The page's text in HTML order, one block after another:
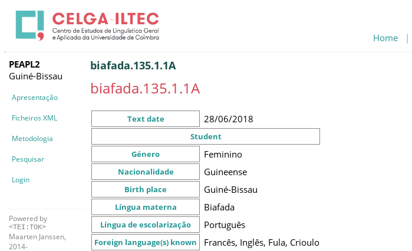
Home |
PEAPL2
Guiné-Bissau
Apresentação
Ficheiros XML
Metodologia
Pesquisar
Login
Powered by
<TEI:TOK>
Maarten Janssen,
2014-
biafada.135.1.1A
biafada.135.1.1A
Text date 28/06/2018
Student
Género
Feminino
Nacionalidade Guineense
Birth place Guiné-Bissau
Língua materna Biafada
Língua de escolarização Português
Foreign language(s) known Francês, Inglês, Fula, Crioulo